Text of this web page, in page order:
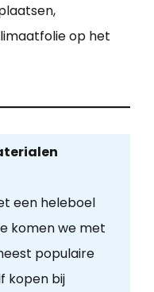
op het
een heleboel
komen we met
populaire
kopen bij